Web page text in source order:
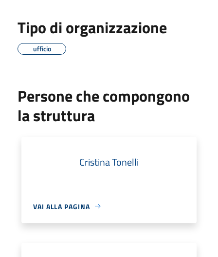
Tipo di organizzazione
ufficio
Persone che compongono
la struttura
Cristina Tonelli
VAI ALLA PAGINA